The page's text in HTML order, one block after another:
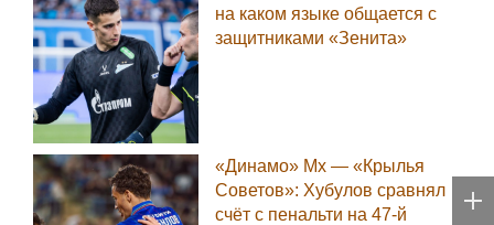
на каком языке общается с
защитниками «Зенита»
«Динамо» Мх — «Крылья
Советов»: Хубулов сравнял
счёт с пенальти на 47-й